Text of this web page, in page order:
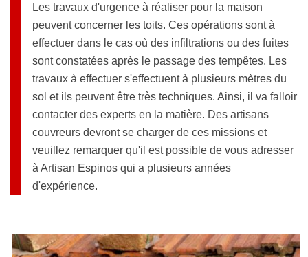
Les travaux d'urgence à réaliser pour la maison
peuvent concerner les toits. Ces opérations sont à
effectuer dans le cas où des infiltrations ou des fuites
sont constatées après le passage des tempêtes. Les
travaux à effectuer s'effectuent à plusieurs mètres du
sol et ils peuvent être très techniques. Ainsi, il va falloir
contacter des experts en la matière. Des artisans
couvreurs devront se charger de ces missions et
veuillez remarquer qu'il est possible de vous adresser
à Artisan Espinos qui a plusieurs années
d'expérience.